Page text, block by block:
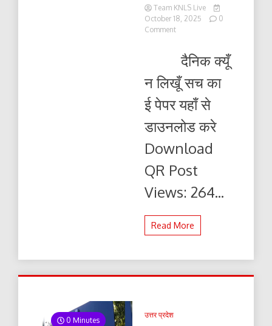
Team KNLS Live
October 18, 2025
0
Commenton
सच
19.10.2025
ई-
पेपर
यहाँ
पढ़ें
डाउनलोड
दैनिक क्यूँ
न लिखूँ सच का
ई पेपर यहाँ से
डाउनलोड करे
Download
QR Post
Views: 264...
Read More
0 Minutes
उत्तर प्रदेश